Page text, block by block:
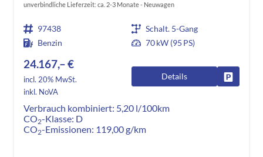
unverbindliche Lieferzeit: ca. 2-3 Monate Neuwagen
97438
Schalt. 5-Gang
Benzin
70 kW (95 PS)
24.167,– €
incl. 20% MwSt.
inkl. NoVA
Details
Verbrauch kombiniert: 5,20 l/100km
CO2-Klasse: D
CO2-Emissionen: 119,00 g/km